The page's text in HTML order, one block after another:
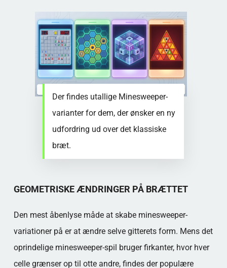
Der findes utallige Minesweeper-
varianter for dem, der ønsker en ny
udfordring ud over det klassiske
bræt.
GEOMETRISKE ÆNDRINGER PÅ BRÆTTET
Den mest åbenlyse måde at skabe minesweeper-
variationer på er at ændre selve gitterets form. Mens det
oprindelige minesweeper-spil bruger firkanter, hvor hver
celle grænser op til otte andre, findes der populære